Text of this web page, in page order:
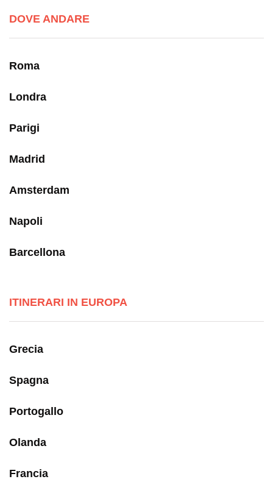
DOVE ANDARE
Roma
Londra
Parigi
Madrid
Amsterdam
Napoli
Barcellona
ITINERARI IN EUROPA
Grecia
Spagna
Portogallo
Olanda
Francia